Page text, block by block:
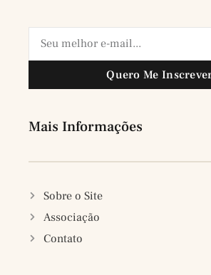
Quero Me
Mais Informações
Sobre o Site
Associação
Contato